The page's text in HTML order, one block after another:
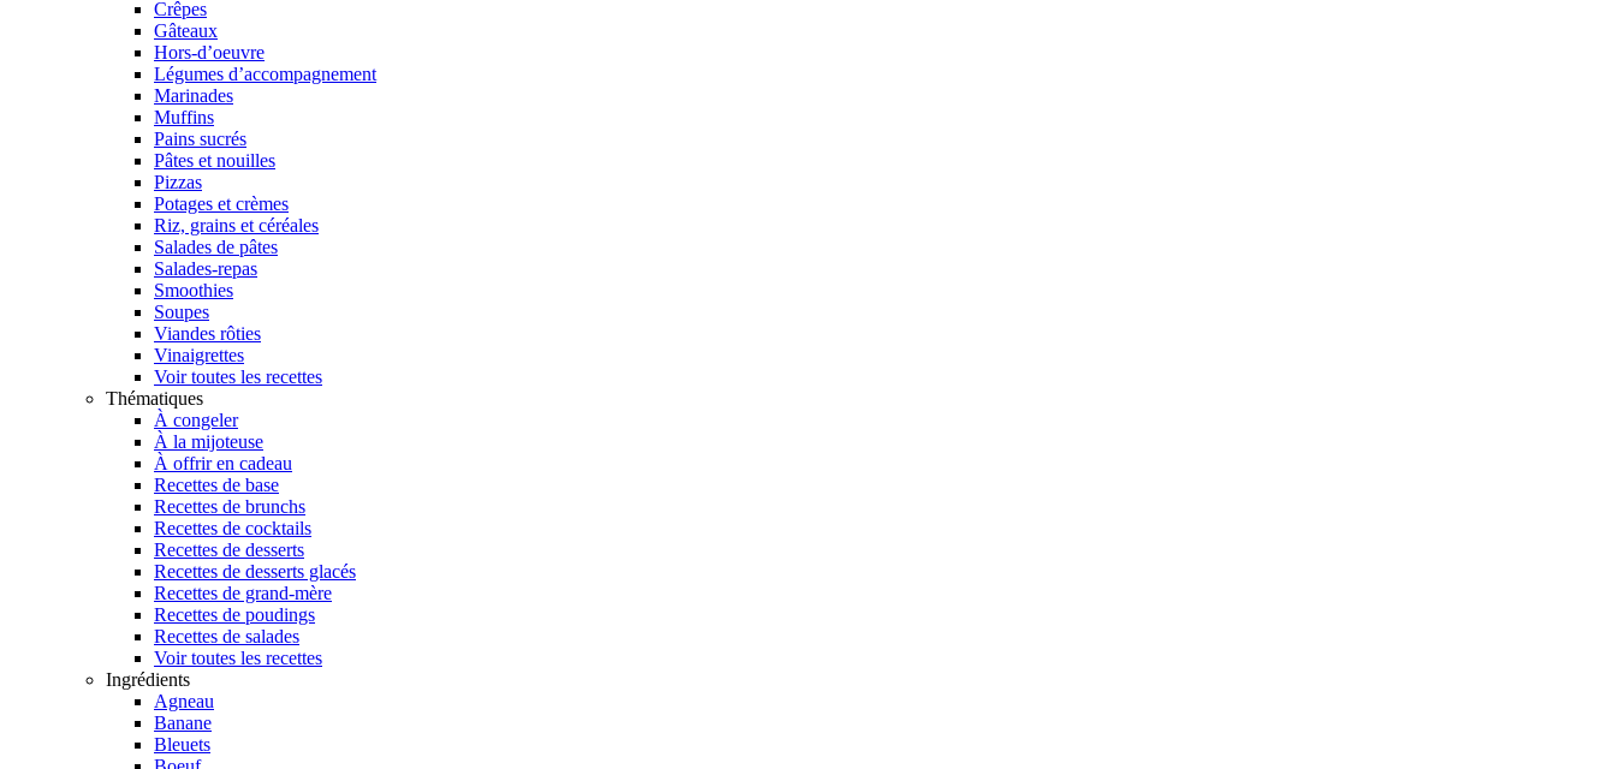
Crêpes
Gâteaux
Hors-d’oeuvre
Légumes d’accompagnement
Marinades
Muffins
Pains sucrés
Pâtes et nouilles
Pizzas
Potages et crèmes
Riz, grains et céréales
Salades de pâtes
Salades-repas
Smoothies
Soupes
Viandes rôties
Vinaigrettes
Voir toutes les recettes
Thématiques
À congeler
À la mijoteuse
À offrir en cadeau
Recettes de base
Recettes de brunchs
Recettes de cocktails
Recettes de desserts
Recettes de desserts glacés
Recettes de grand-mère
Recettes de poudings
Recettes de salades
Voir toutes les recettes
Ingrédients
Agneau
Banane
Bleuets